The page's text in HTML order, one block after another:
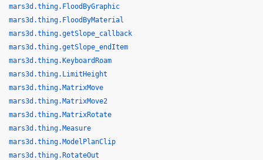
mars3d.thing.FloodByGraphic
mars3d.thing.FloodByMaterial
mars3d.thing.getSlope_callback
mars3d.thing.getSlope_endItem
mars3d.thing.KeyboardRoam
mars3d.thing.LimitHeight
mars3d.thing.MatrixMove
mars3d.thing.MatrixMove2
mars3d.thing.MatrixRotate
mars3d.thing.Measure
mars3d.thing.ModelPlanClip
mars3d.thing.RotateOut